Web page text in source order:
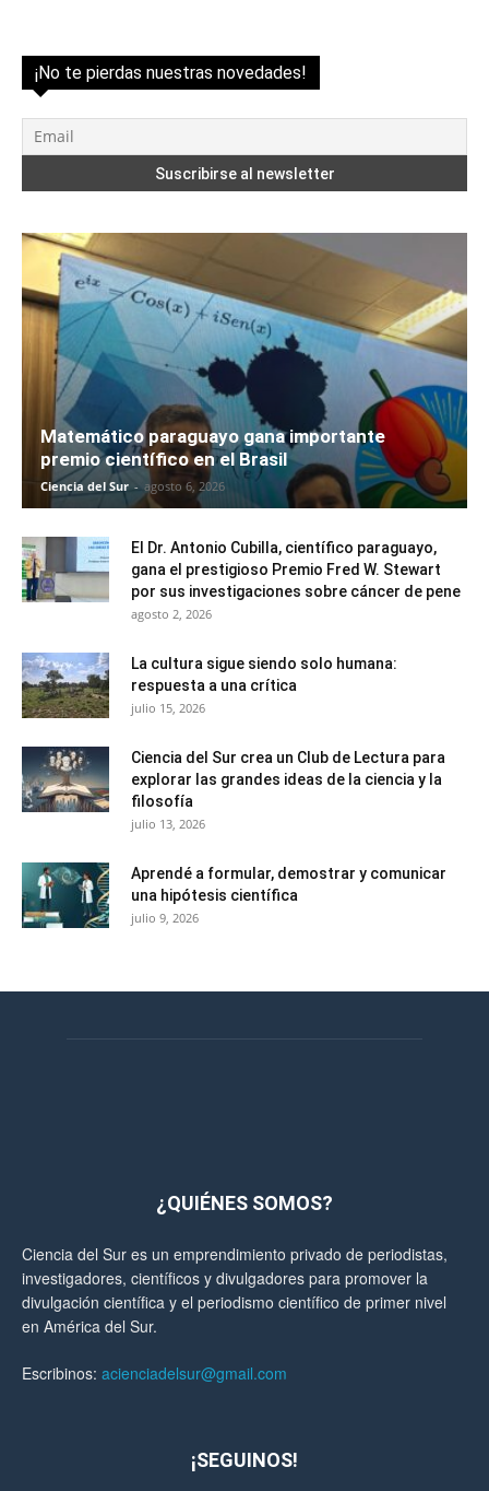
¡No te pierdas nuestras novedades!
Matemático paraguayo gana importante
premio científico en el Brasil
Ciencia del Sur - agosto 6, 2026
El Dr. Antonio Cubilla, científico paraguayo,
gana el prestigioso Premio Fred W. Stewart
por sus investigaciones sobre cáncer de pene
agosto 2, 2026
La cultura sigue siendo solo humana:
respuesta a una crítica
julio 15, 2026
Ciencia del Sur crea un Club de Lectura para
explorar las grandes ideas de la ciencia y la
filosofía
julio 13, 2026
Aprendé a formular, demostrar y comunicar
una hipótesis científica
julio 9, 2026
¿QUIÉNES SOMOS?
Ciencia del Sur es un emprendimiento privado de periodistas,
investigadores, científicos y divulgadores para promover la
divulgación científica y el periodismo científico de primer nivel
en América del Sur.
Escribinos: acienciadelsur@gmail.com
¡SEGUINOS!